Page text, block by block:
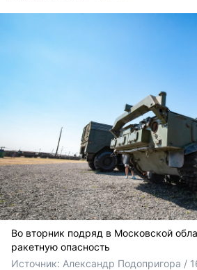
Во вторник подряд в Московской
ракетную опасность
Источник: Александр Подопригора /